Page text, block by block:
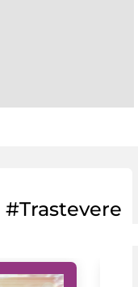
#Trastevere